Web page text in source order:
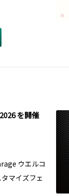
を開催
ウエルコ
マイズフェ